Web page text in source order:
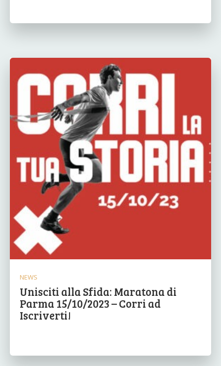
NEWS
Unisciti alla Sfida: Maratona di
Parma 15/10/2023 – Corri ad
Iscriverti!